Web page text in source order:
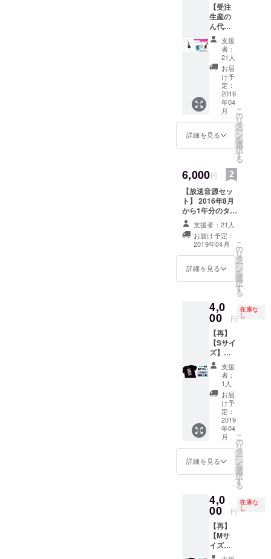
【受注
生産の
ん代表T
シャツ
セッ
ト】 ■
セット
内容 ・
Tシャツ
S/M/L/L
L ※備考
欄にサ
イズ記
入お願
いしま
す。 サ
入ない
場合M
サイズ
送付し
ます。
・ス
テッ
カー2種
海辺の
墓地
（umib
enoboc
hi.tumbl
）さん
に書い
てもら
いまし
た。
【受注
生産オ
リジナ
ルTシャ
ツ】 久
田将
義、吉
田豪の
Terror
Factory
ンTシャ
ツで
Factory
（http://
www.te
rrorfact
ory.net/
） ※送
支援
者：
21人
お届
け予
定：
2019
年04
月
詳細を見る
こ
の
リ
タ
ー
ン
を
選
択
す
る
6,000円
【放送音源セッ
ト】 2016年8月
から1年分のタ
ブーなワイド
ショー終了後の
チャンネル放送
部分の「音源」
になります。 DL
サイトをご案内
支援者：21人
お届け予定：
2019年04月
詳細を見る
こ
の
リ
タ
ー
ン
を
選
択
す
る
4,0
00 円
在庫な
し
【再】
【Sサイ
ズ】ナ
カG先生
描き下
ろしT
シャツ
前回の
クラウ
ドファ
ンディ
ングの
在庫大
放出！
数量少
ないの
なしで
す。 ※
送料込
み
支援
者：
1人
お届
け予
定：
2019
年04
月
詳細を見る
こ
の
リ
タ
ー
ン
を
選
択
す
る
4,0
00 円
在庫な
し
【再】
【Mサ
イズ】
ナカG先